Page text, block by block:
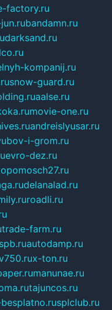
factory.ru
bandamn.ru
darksand.ru
kompanij.ru
snow-guard.ru
aalse.ru
movie-one.ru
andreislyusar.ru
i-grom.ru
evro-dez.ru
delanalad.ru
roadli.ru
trade-farm.ru
autodamp.ru
x-ton.ru
manunae.ru
tajuncos.ru
splclub.ru